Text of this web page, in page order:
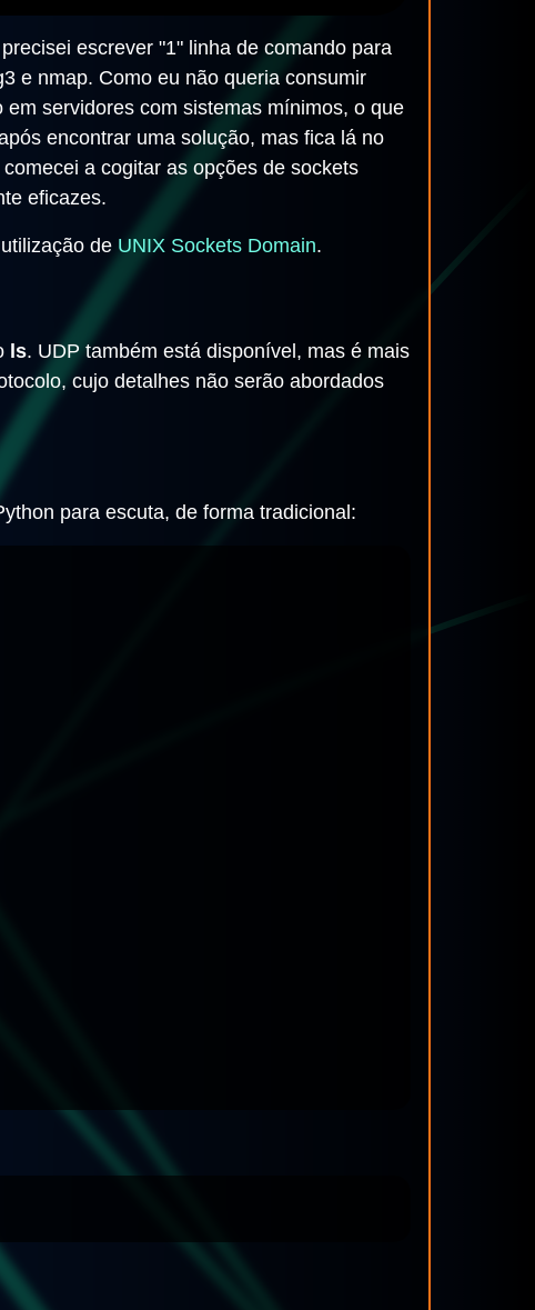
escrever "1" linha de comando para
e nmap. Como eu não queria consumir
servidores com sistemas mínimos, o que
encontrar uma solução, mas fica lá no
a cogitar as opções de sockets
eficazes.
de UNIX Sockets Domain.
ls. UDP também está disponível, mas é mais
cujo detalhes não serão abordados
para escuta, de forma tradicional: